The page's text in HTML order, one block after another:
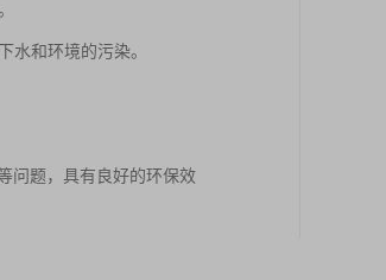
水和环境的污染。
问题，具有良好的环保效